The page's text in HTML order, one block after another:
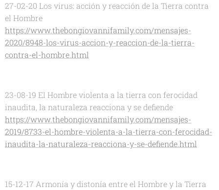
27-02-20 Los virus: acción y reacción de la Tierra contra
el Hombre
https://www.thebongiovannifamily.com/mensajes-
2020/8948-los-virus-accion-y-reaccion-de-la-tierra-
contra-el-hombre.html
23-08-19 El Hombre violenta a la tierra con ferocidad
inaudita, la naturaleza reacciona y se defiende
https://www.thebongiovannifamily.com/mensajes-
2019/8733-el-hombre-violenta-a-la-tierra-con-ferocidad-
inaudita-la-naturaleza-reacciona-y-se-defiende.html
15-12-17 Armonía y distonía entre el Hombre y la Tierra